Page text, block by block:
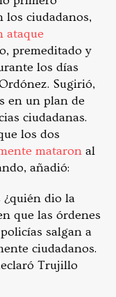
los ciudadanos,
ataque
premeditado y
los días
Sugirió,
en un plan de
ciudadanas.
los dos
mataron al
añadió:
¿quién dio la
que las órdenes
salgan a
ciudadanos.
Trujillo